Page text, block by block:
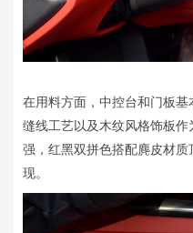
在用料方面，中控台和门板
缝线工艺以及木纹风格饰板
强，红黑双拼色搭配麂皮材
现。